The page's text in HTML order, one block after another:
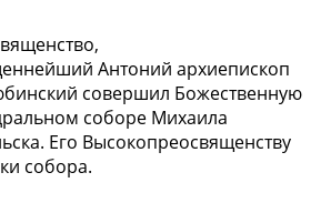
Антоний архиепископ
совершил Божественную
соборе Михаила
Его Высокопреосвященству
собора.